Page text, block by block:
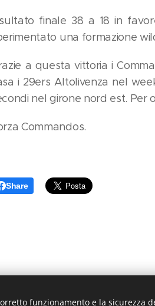
finale 38 a 18 in
una formazione
a questa vittoria i
i 29ers Altolivenza nel
nel girone nord est.
Commandos.
Share
funzionamento e la sicurezza